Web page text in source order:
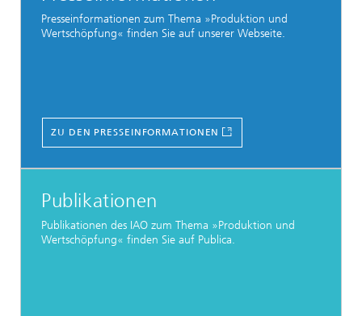
Presseinformationen zum Thema »Produktion und
Wertschöpfung« finden Sie auf unserer Webseite.
ZU DEN PRESSEINFORMATIONEN
Publikationen
Publikationen des IAO zum Thema »Produktion und
Wertschöpfung« finden Sie auf Publica.